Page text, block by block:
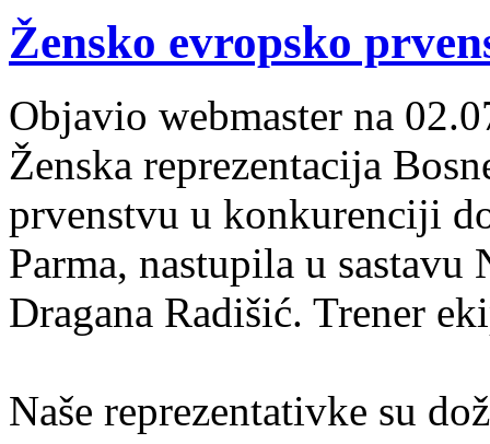
Žensko evropsko
Objavio webmaster na
Ženska reprezentacija
prvenstvu u konkurenciji
Parma, nastupila u
Dragana Radišić. Trener
Naše reprezentativke su